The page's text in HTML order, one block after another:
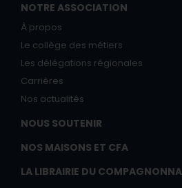
NOTRE ASSOCIATION
À propos
Le collège des métiers
Les délégations régionales
Carrières
Nos actualités
NOUS SOUTENIR
NOS MAISONS ET CFA
LA LIBRAIRIE DU